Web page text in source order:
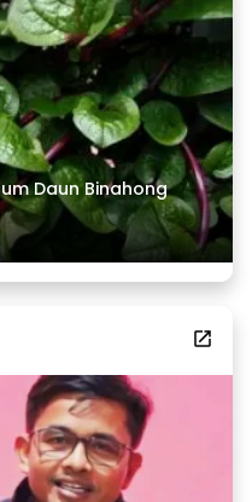
Daun Binahong